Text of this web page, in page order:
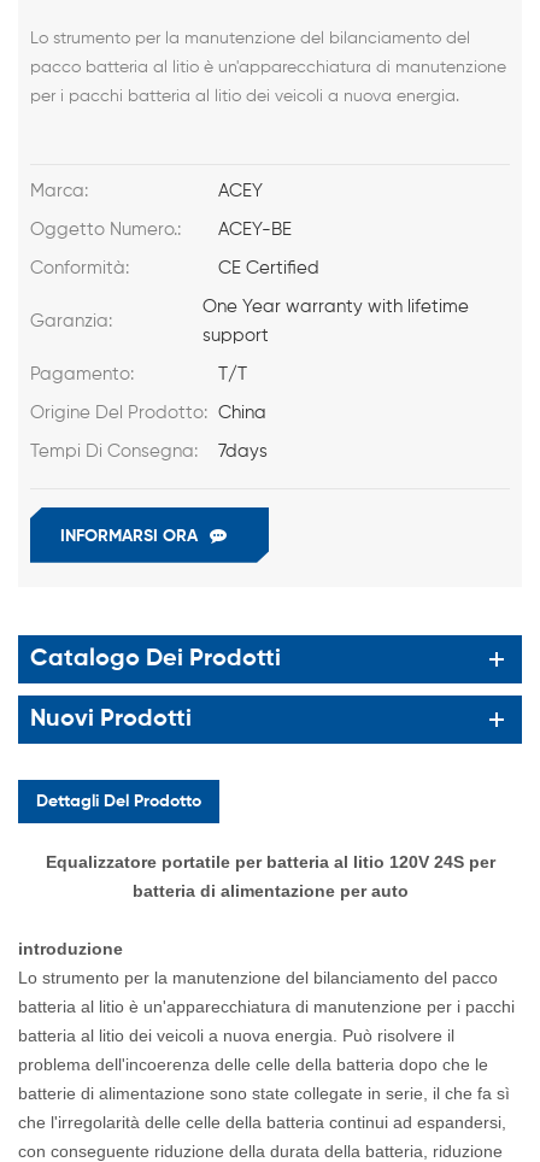
Lo strumento per la manutenzione del bilanciamento del
pacco batteria al litio è un'apparecchiatura di manutenzione
per i pacchi batteria al litio dei veicoli a nuova energia.
Marca: ACEY
Oggetto Numero.: ACEY-BE
Conformità: CE Certified
Garanzia:
One Year warranty with lifetime
support
Pagamento: T/T
Origine Del Prodotto: China
Tempi Di Consegna: 7days
INFORMARSI ORA
Catalogo Dei Prodotti
Nuovi Prodotti
Dettagli Del Prodotto
Equalizzatore portatile per batteria al litio 120V 24S per
batteria di alimentazione per auto
introduzione
Lo strumento per la manutenzione del bilanciamento del pacco
batteria al litio è un'apparecchiatura di manutenzione per i pacchi
batteria al litio dei veicoli a nuova energia. Può risolvere il
problema dell'incoerenza delle celle della batteria dopo che le
batterie di alimentazione sono state collegate in serie, il che fa sì
che l'irregolarità delle celle della batteria continui ad espandersi,
con conseguente riduzione della durata della batteria, riduzione